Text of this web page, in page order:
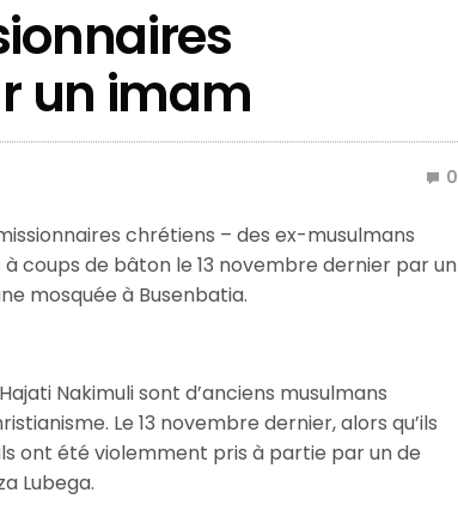
un imam
0
chrétiens – des ex-musulmans
coups de bâton le 13 novembre dernier par un
mosquée à Busenbatia.
Nakimuli sont d’anciens musulmans
Le 13 novembre dernier, alors qu’ils
ont été violemment pris à partie par un de
Lubega.